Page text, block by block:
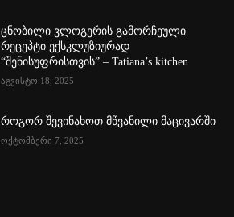
ცნობილი ვლოგერის გამორჩეული
რეცეპტი ექსკლუზიურად
“შენისუფრისთვის” – Tatiana’s kitchen
აგვისტო 18, 2025
როგორ შევინახოთ მწვანილი მაცივარში
ოქტომბერი 7, 2025